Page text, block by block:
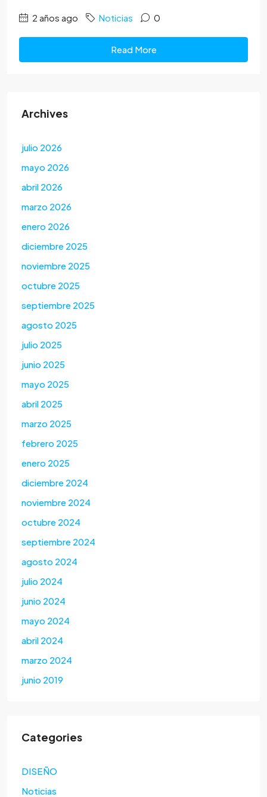
2 años ago Noticias 0
Read More
Archives
julio 2026
mayo 2026
abril 2026
marzo 2026
enero 2026
diciembre 2025
noviembre 2025
octubre 2025
septiembre 2025
agosto 2025
julio 2025
junio 2025
mayo 2025
abril 2025
marzo 2025
febrero 2025
enero 2025
diciembre 2024
noviembre 2024
octubre 2024
septiembre 2024
agosto 2024
julio 2024
junio 2024
mayo 2024
abril 2024
marzo 2024
junio 2019
Categories
DISEÑO
Noticias